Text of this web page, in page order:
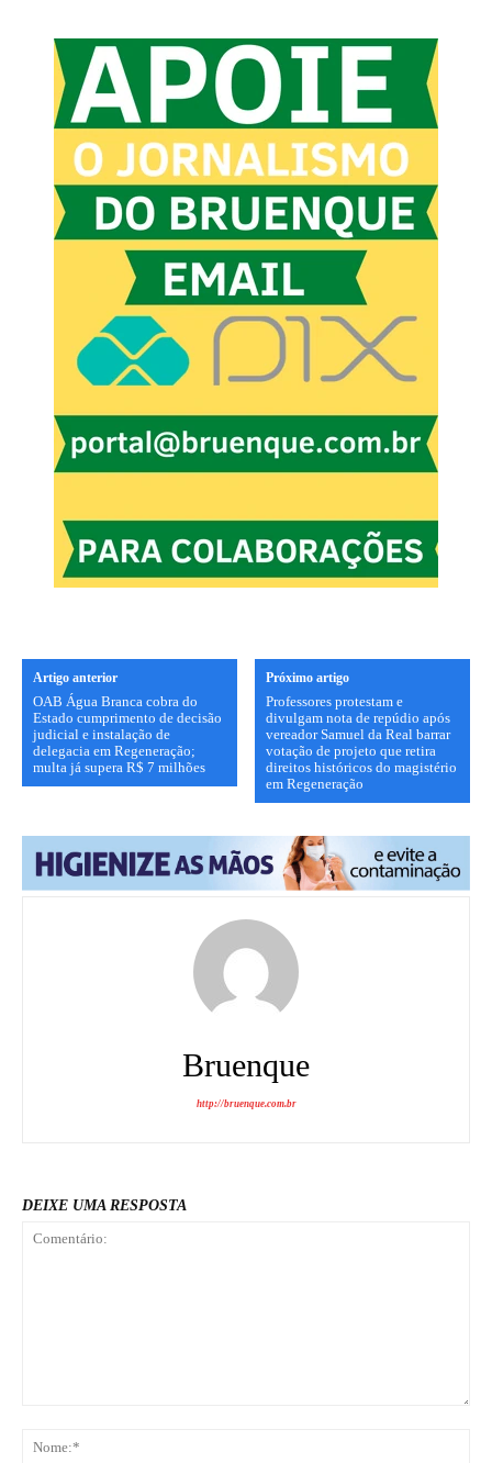
Artigo anterior
OAB Água Branca cobra do
Estado cumprimento de decisão
judicial e instalação de
delegacia em Regeneração;
multa já supera R$ 7 milhões
Próximo artigo
Professores protestam e
divulgam nota de repúdio após
vereador Samuel da Real barrar
votação de projeto que retira
direitos históricos do magistério
em Regeneração
Bruenque
http://bruenque.com.br
DEIXE UMA RESPOSTA